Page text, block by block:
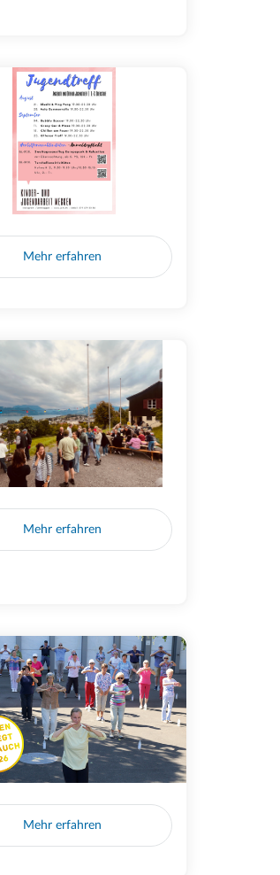
Mehr erfahren
Mehr erfahren
Mehr erfahren